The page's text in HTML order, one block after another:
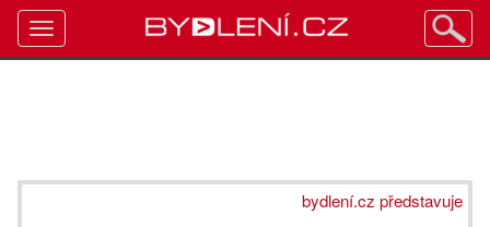
bydlení.cz představuje
Toggle
navigation